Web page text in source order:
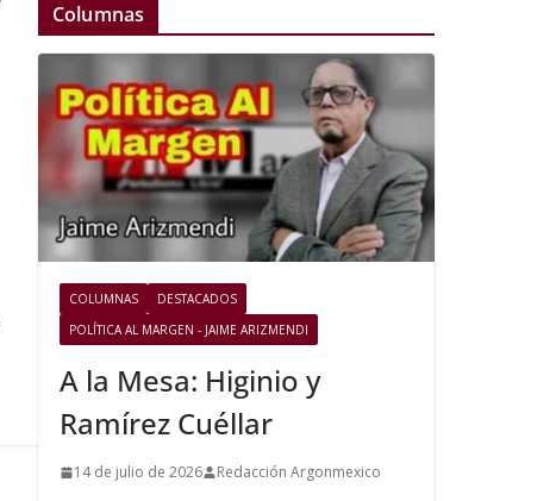
Columnas
COLUMNAS
DESTACADOS
POLÍTICA AL MARGEN - JAIME ARIZMENDI
A la Mesa: Higinio y
Ramírez Cuéllar
14 de julio de 2026 Redacción Argonmexico